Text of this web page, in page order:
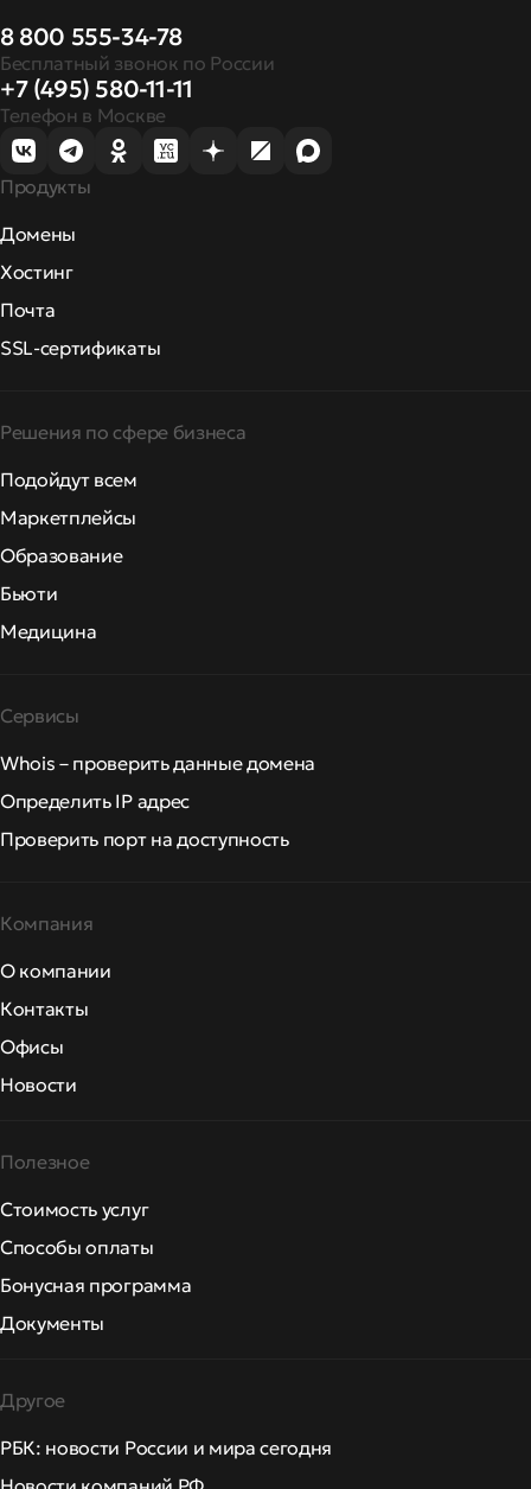
8 800 555-34-78
Бесплатный звонок по России
+7 (495) 580-11-11
Телефон в Москве
Продукты
Домены
Хостинг
Почта
SSL-сертификаты
Решения по сфере бизнеса
Подойдут всем
Маркетплейсы
Образование
Бьюти
Медицина
Сервисы
Whois – проверить данные домена
Определить IP адрес
Проверить порт на доступность
Компания
О компании
Контакты
Офисы
Новости
Полезное
Стоимость услуг
Способы оплаты
Бонусная программа
Документы
Другое
РБК: новости России и мира сегодня